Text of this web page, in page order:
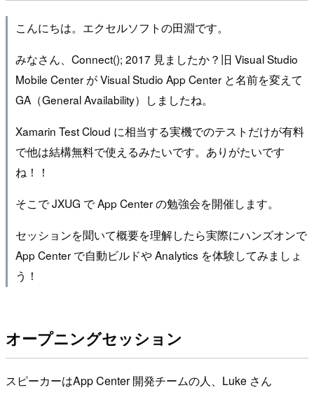
こんにちは。エクセルソフトの田淵です。
みなさん、Connect(); 2017 見ましたか？旧 Visual Studio
Mobile Center が Visual Studio App Center と名前を変えて
GA（General Availability）しましたね。
Xamarin Test Cloud に相当する実機でのテストだけが有料
で他は結構無料で使えるみたいです。ありがたいです
ね！！
そこで JXUG で App Center の勉強会を開催します。
セッションを聞いて概要を理解したら実際にハンズオンで
App Center で自動ビルドや Analytics を体験してみましょ
う！
オープニングセッション
スピーカーはApp Center 開発チームの人、Luke さん